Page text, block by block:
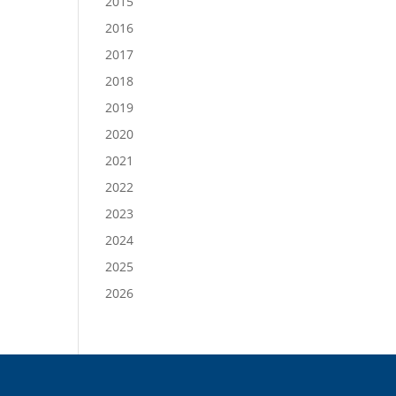
2016
2017
2018
2019
2020
2021
2022
2023
2024
2025
2026